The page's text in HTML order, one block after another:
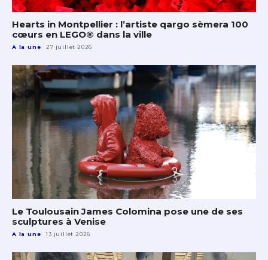
Hearts in Montpellier : l’artiste qargo sèmera 100
cœurs en LEGO® dans la ville
A la une 27 juillet 2026
Le Toulousain James Colomina pose une de ses
sculptures à Venise
A la une 13 juillet 2026